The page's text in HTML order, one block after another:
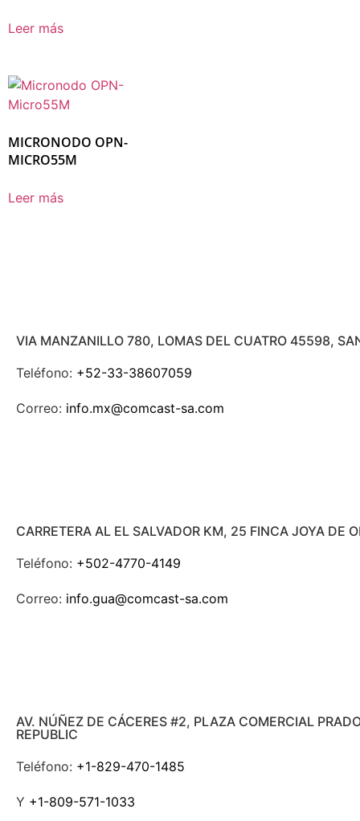
Leer más
MICRONODO OPN-
MICRO55M
Leer más
VIA MANZANILLO 780, LOMAS DEL CUATRO 45598,
Teléfono: +52-33-38607059
Correo: info.mx@comcast-sa.com
CARRETERA AL EL SALVADOR KM, 25 FINCA JOYA DE
Teléfono: +502-4770-4149
Correo: info.gua@comcast-sa.com
AV. NÚÑEZ DE CÁCERES #2, PLAZA COMERCIAL
REPUBLIC
Teléfono: +1-829-470-1485
Y +1-809-571-1033